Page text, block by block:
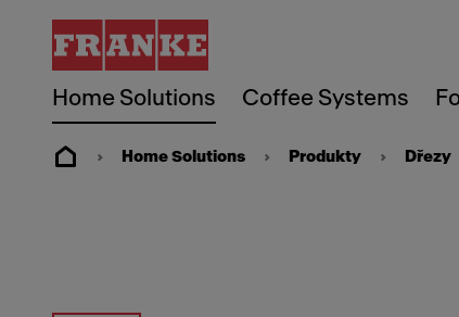
Home Solutions Coffee Systems
Home Solutions Produkty Dřezy